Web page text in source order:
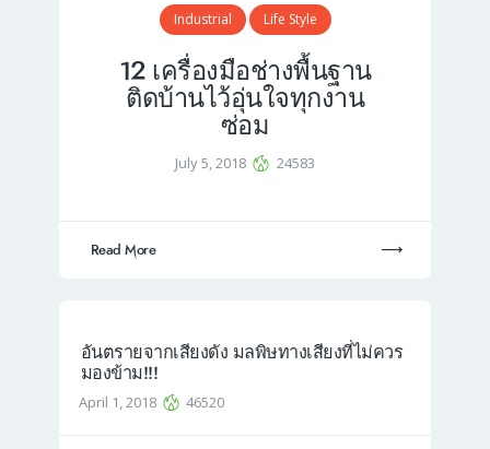
Industrial Life Style
12 เครื่องมือช่างพื้นฐาน
ติดบ้านไว้อุ่นใจทุกงาน
ซ่อม
July 5, 2018 24583
Read More
อันตรายจากเสียงดัง มลพิษทางเสียงที่ไม่ควร
มองข้าม!!!
April 1, 2018 46520